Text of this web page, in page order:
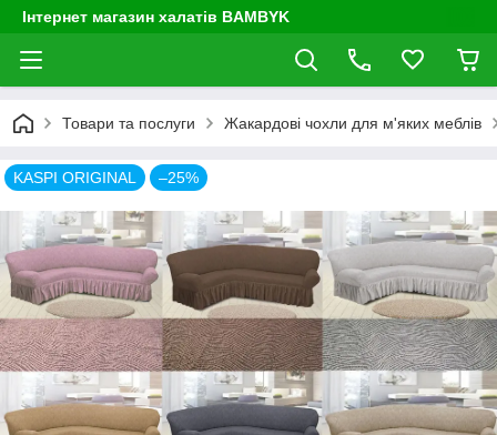
Інтернет магазин халатів BAMBYK
Товари та послуги Жакардові чохли для м'яких меблів
KASPI ORIGINAL –25%